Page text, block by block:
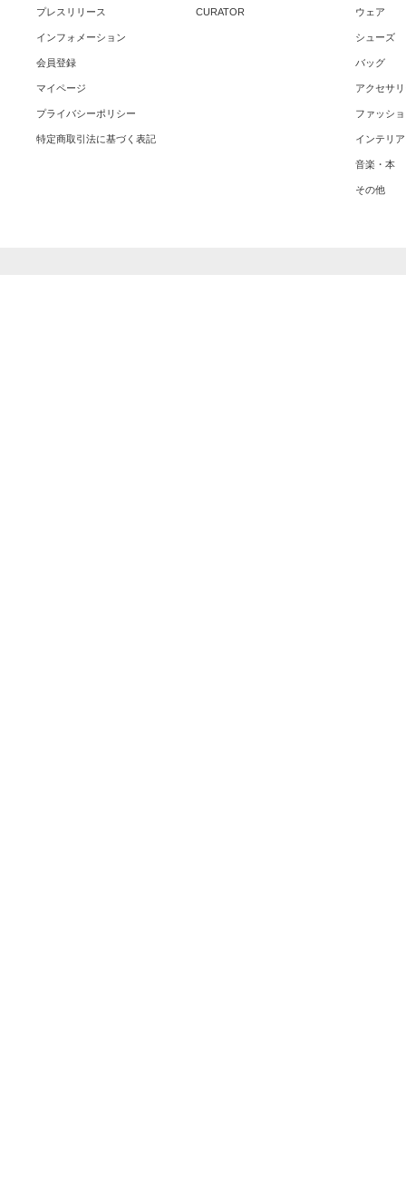
プレスリリース
インフォメーション
会員登録
マイページ
プライバシーポリシー
特定商取引法に基づく表記
CURATOR ウェア
シューズ
バッグ
アクセサ
ファッシ
インテリア
音楽・本
その他